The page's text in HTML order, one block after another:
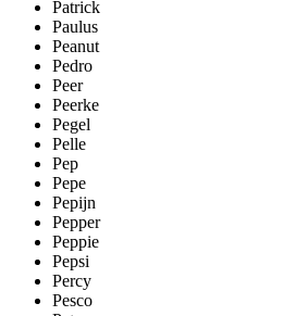
Patrick
Paulus
Peanut
Pedro
Peer
Peerke
Pegel
Pelle
Pep
Pepe
Pepijn
Pepper
Peppie
Pepsi
Percy
Pesco